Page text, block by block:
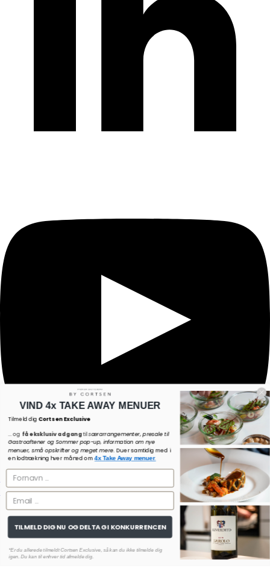
Copyright © 2026 by Cortsen
Rapport fra Fødevarestyrelsen
Handelsbetingelser
LeveringspolitikRefusionspolitikPrivatlivspolitik
VIND 4x TAKE AWAY MENUER
Tilmeld dig Cortsen Exclusive
... og få eksklusiv adgangtilsærarrangementer, presale til
Gastroaftener og Sommer pop-up, information om nye
menuer, små opskrifter og meget mere. Du er samtidig med i
en lodtrækning hver måned om4x Take Away menuer.
TILMELD DIG NU OG DELTAG I KONKURRENCEN
*Er du allerede tilmeldt Cortsen Exclusive, så kan du ikke tilmelde dig
igen. Du kan til enhver tid afmelde dig.